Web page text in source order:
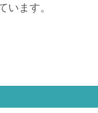
います。